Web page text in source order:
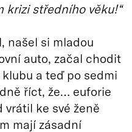
krizi středního věku!“
našel si mladou
auto, začal chodit
a teď po sedmi
říct, že… euforie
vrátil ke své ženě
mají zásadní